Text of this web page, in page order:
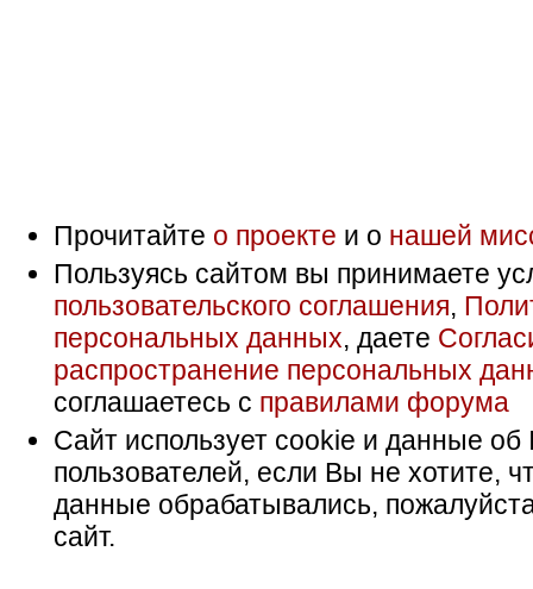
Прочитайте о проекте и о нашей
Пользуясь сайтом вы принимаете
пользовательского соглашения,
персональных данных, даете
распространение персональных
соглашаетесь с правилами форума
Сайт использует cookie и данные об
пользователей, если Вы не хотите,
данные обрабатывались,
сайт.